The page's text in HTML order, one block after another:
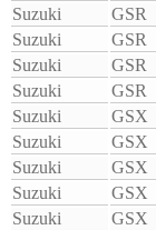
Suzuki
GSR
Suzuki
GSR
Suzuki
GSR
Suzuki
GSR
Suzuki
GSX
Suzuki
GSX
Suzuki
GSX
Suzuki
GSX
Suzuki
GSX